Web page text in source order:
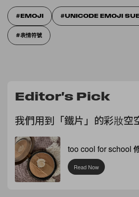
EMOJI UNICODE EMOJI
表情符號
Editor's Pick
我們用到「鐵片」的彩妝空
too cool for school
Read Now